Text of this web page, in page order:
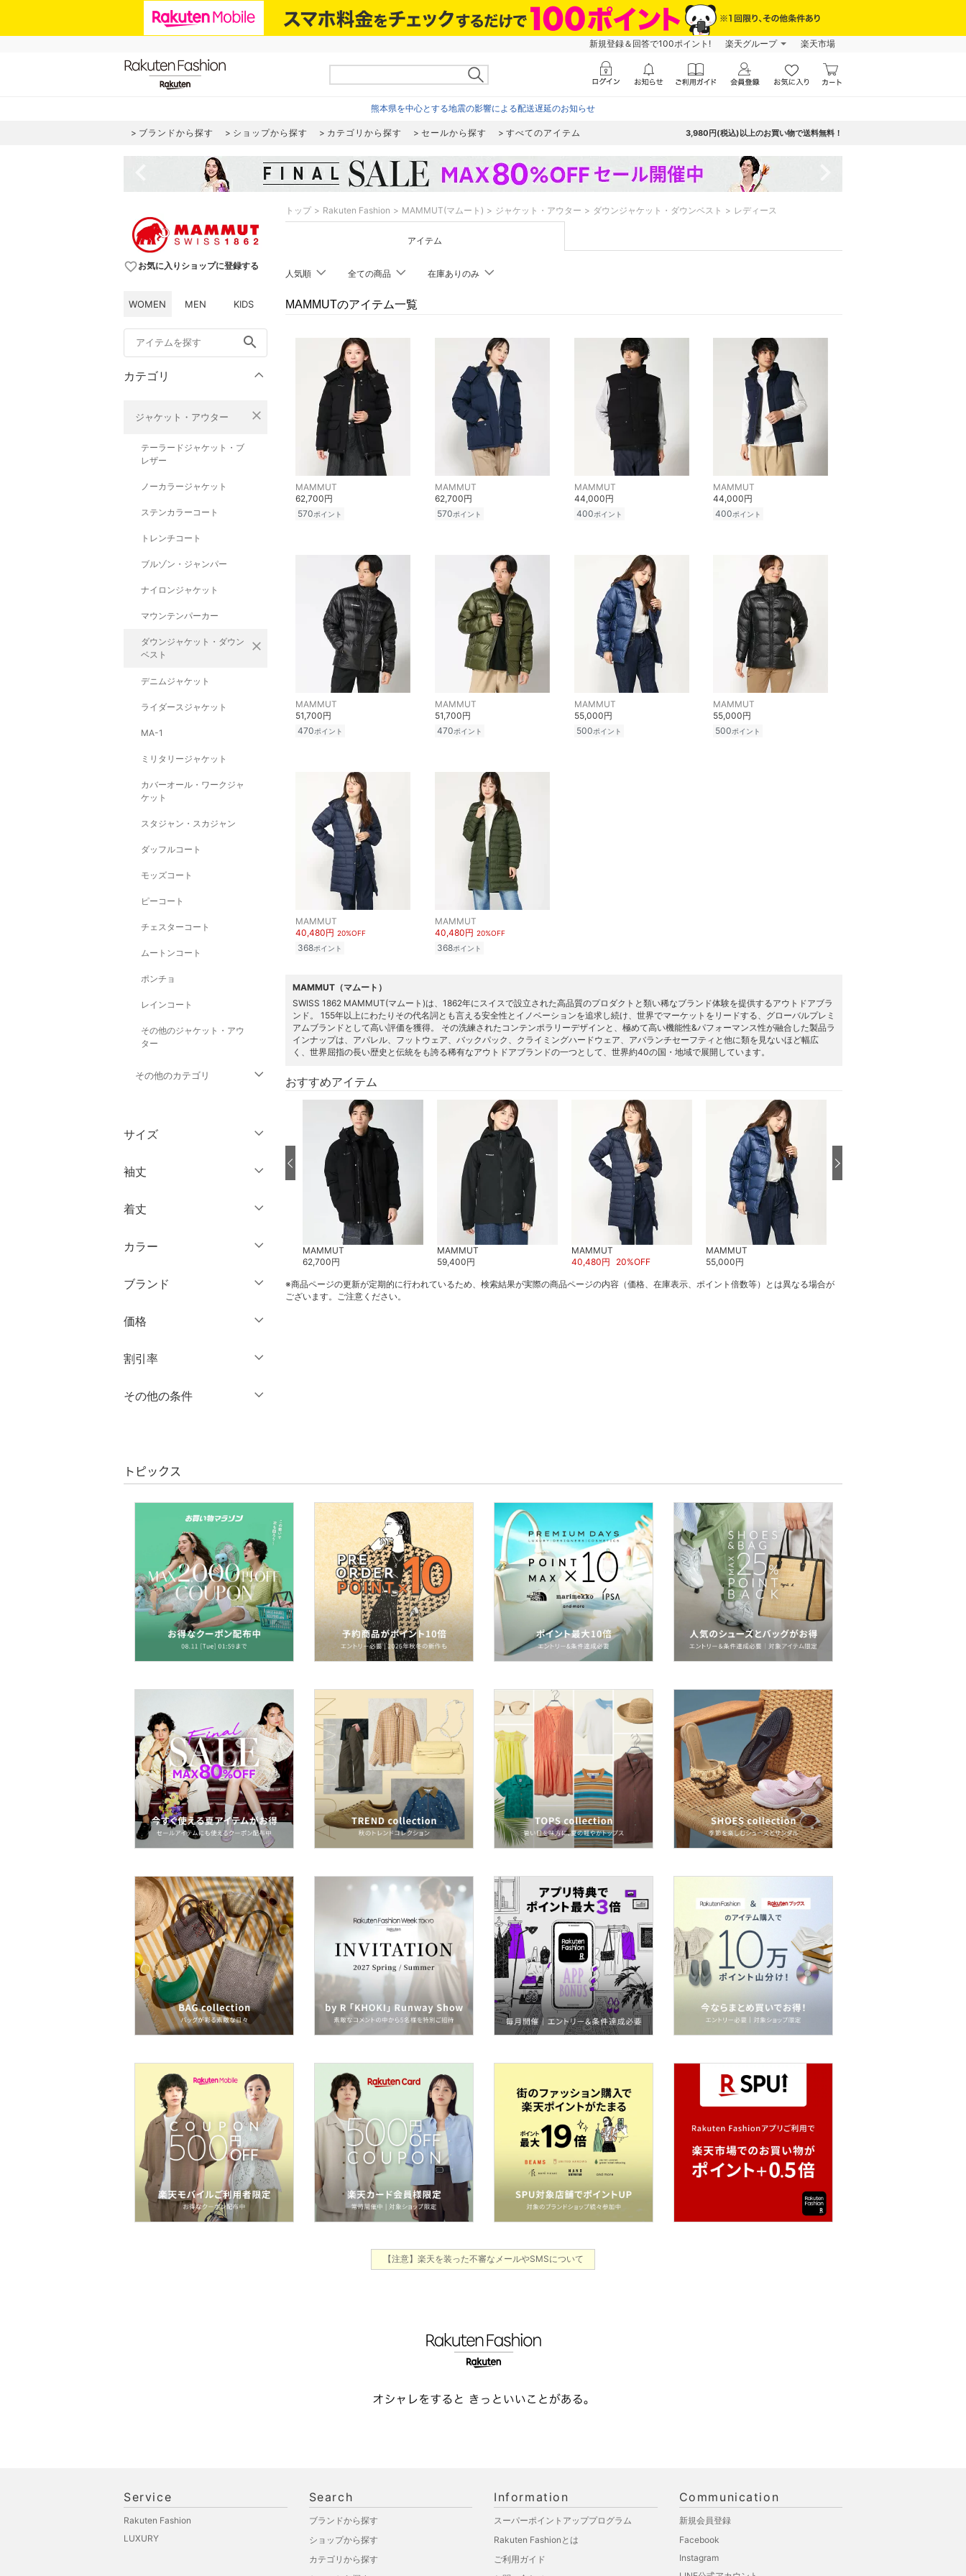
新規登録＆回答で100ポイント! 楽天グループ 楽天市場
熊本県を中心とする地震の影響による配送遅延のお知らせ
ブランドから探す ショップから探す カテゴリから探す セールから探す すべてのアイテム 3,980円(税込)以上のお買い物で送料無料！
favorite_borderお気に入りショップに登録する
WOMEN MEN KIDS
search
カテゴリ
ジャケット・アウター close
テーラードジャケット・ブ
レザー
ノーカラージャケット
ステンカラーコート
トレンチコート
ブルゾン・ジャンパー
ナイロンジャケット
マウンテンパーカー
ダウンジャケット・ダウン
ベスト
close
デニムジャケット
ライダースジャケット
MA-1
ミリタリージャケット
カバーオール・ワークジャ
ケット
スタジャン・スカジャン
ダッフルコート
モッズコート
ピーコート
チェスターコート
ムートンコート
ポンチョ
レインコート
その他のジャケット・アウ
ター
その他のカテゴリ
パンツ
ワンピース・ドレス
スカート
オールインワン・オーバ
バッグ
シューズ・靴
インナー・ルームウェア
靴下・レッグウェア
ヘアアクセサリー
マタニティウェア・ベビ
ー用品
スーツ・フォーマル
着物・浴衣・和装小物
スキンケア
ベースメイク
メイクアップ
ネイル
ボディケア・オーラルケ
ア
ヘアケア
フレグランス
メイク道具・美容器具
コフレ・キット・セット
食器・調理器具・キッチ
ン用品
インテリア・生活雑貨
スマホグッズ・オーディ
オ機器
スポーツ・アウトドア用
サイズ
ウェア（S/M/L）
M
XL
袖丈
ノースリーブ
半袖
長袖
着丈
ショート丈
ミドル丈
カラー
クリア
ブランド
価格
絞り込み
割引率
％OFF～ ％OFF
その他の条件
クリア 絞り込み
トップ Rakuten Fashion MAMMUT(マムート) ジャケット・アウター ダウンジャケット・ダウンベスト レディース
アイテム
人気順 全ての商品 在庫ありのみ
MAMMUTのアイテム一覧
MAMMUT
62,700円
570ポイント
MAMMUT
62,700円
570ポイント
MAMMUT
44,000円
400ポイント
MAMMUT
44,000円
400ポイント
MAMMUT
51,700円
470ポイント
MAMMUT
51,700円
470ポイント
MAMMUT
55,000円
500ポイント
MAMMUT
55,000円
500ポイント
MAMMUT
40,480円 20%OFF
368ポイント
MAMMUT
40,480円 20%OFF
368ポイント
MAMMUT（マムート）
SWISS 1862 MAMMUT(マムート)は、1862年にスイスで設立された高品質のプロダクトと類い稀なブランド体験を提供するアウトドアブラ
ンド。 155年以上にわたりその代名詞とも言える安全性とイノベーションを追求し続け、世界でマーケットをリードする、グローバルプレミ
アムブランドとして高い評価を獲得。 その洗練されたコンテンポラリーデザインと、極めて高い機能性&パフォーマンス性が融合した製品ラ
インナップは、アパレル、フットウェア、バックパック、クライミングハードウェア、アバランチセーフティと他に類を見ないほど幅広
く、世界屈指の長い歴史と伝統をも誇る稀有なアウトドアブランドの一つとして、世界約40の国・地域で展開しています。
おすすめアイテム
MAMMUT
62,700円
MAMMUT
59,400円
MAMMUT
40,480円 20%OFF
MAMMUT
55,000円
※商品ページの更新が定期的に行われているため、検索結果が実際の商品ページの内容（価格、在庫表示、ポイント倍数等）とは異なる場合が
ございます。ご注意ください。
トピックス
【注意】楽天を装った不審なメールやSMSについて
Service
Rakuten Fashion
LUXURY
Search
ブランドから探す
ショップから探す
カテゴリから探す
Information
スーパーポイントアッププログラム
Rakuten Fashionとは
ご利用ガイド
Communication
新規会員登録
Facebook
Instagram